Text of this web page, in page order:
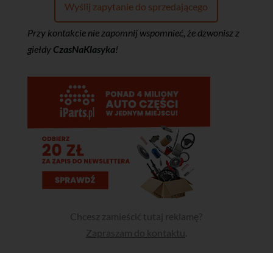
Wyślij zapytanie do sprzedającego
Przy kontakcie nie zapomnij wspomnieć, że dzwonisz z
giełdy CzasNaKlasyka!
Chcesz zamieścić tutaj reklamę?
Zapraszam do kontaktu